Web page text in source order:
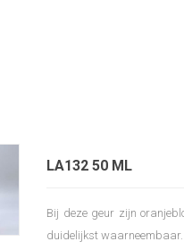
LA132 50 ML
Bij deze geur zijn
duidelijkst waarneembaar.